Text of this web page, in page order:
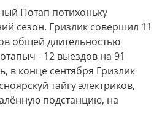
Потап потихоньку
сезон. Гризлик совершил 11
общей длительностью
- 12 выездов на 91
в конце сентября Гризлик
тайгу электриков,
подстанцию, на